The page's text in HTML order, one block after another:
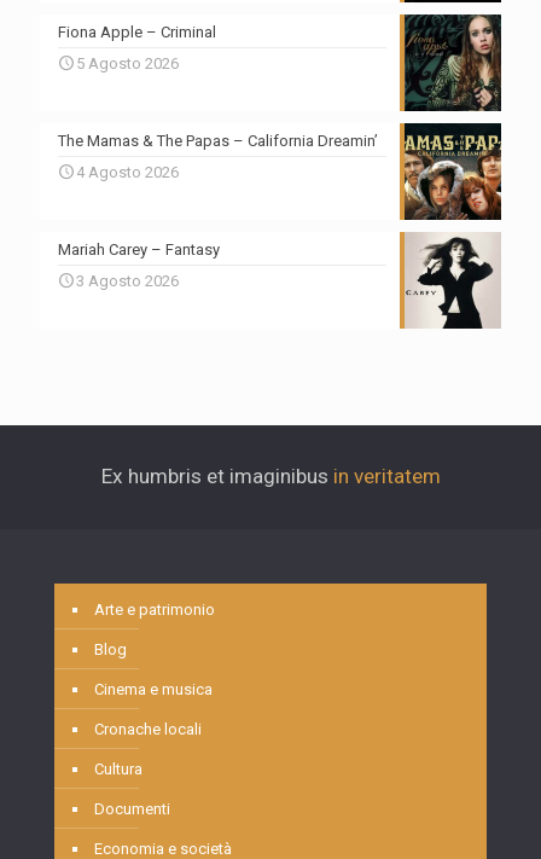
Fiona Apple – Criminal
5 Agosto 2026
The Mamas & The Papas – California Dreamin’
4 Agosto 2026
Mariah Carey – Fantasy
3 Agosto 2026
Ex humbris et imaginibus in veritatem
Arte e patrimonio
Blog
Cinema e musica
Cronache locali
Cultura
Documenti
Economia e società